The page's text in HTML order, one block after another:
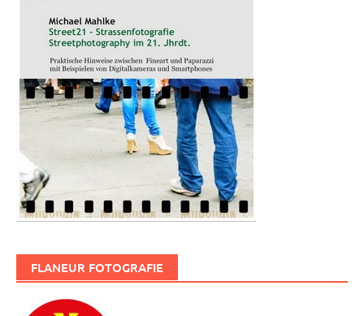
FLANEUR FOTOGRAFIE